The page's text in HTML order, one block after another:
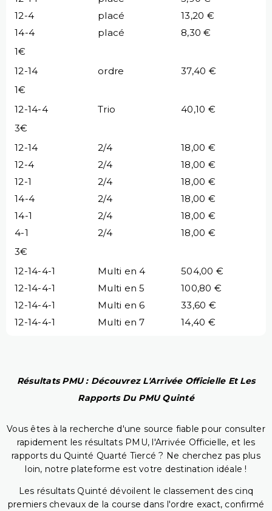
12-4
placé
13,20 €
14-4
placé
8,30 €
1€
12-14
ordre
37,40 €
1€
12-14-4
Trio
40,10 €
3€
12-14
2/4
18,00 €
12-4
2/4
18,00 €
12-1
2/4
18,00 €
14-4
2/4
18,00 €
14-1
2/4
18,00 €
4-1
2/4
18,00 €
3€
12-14-4-1
Multi en 4
504,00 €
12-14-4-1
Multi en 5
100,80 €
12-14-4-1
Multi en 6
33,60 €
12-14-4-1
Multi en 7 14,40 €
Résultats PMU : Découvrez L'Arrivée Officielle Et Les
Rapports Du PMU Quinté
Vous êtes à la recherche d'une source fiable pour consulter
rapidement les résultats PMU, l'Arrivée Officielle, et les
rapports du Quinté Quarté Tiercé ? Ne cherchez pas plus
loin, notre plateforme est votre destination idéale !
Les résultats Quinté dévoilent le classement des cinq
premiers chevaux de la course dans l'ordre exact, confirmé